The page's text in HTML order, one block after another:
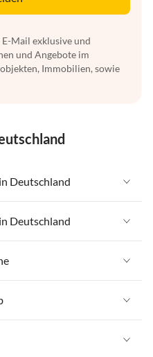
Mail exklusive und
und Angebote im
Immobilien, sowie
Deutschland
Deutschland